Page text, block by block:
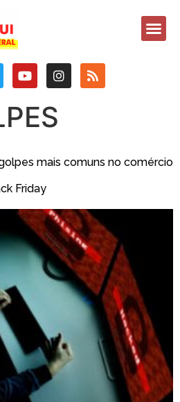
mais comuns no comércio
Friday